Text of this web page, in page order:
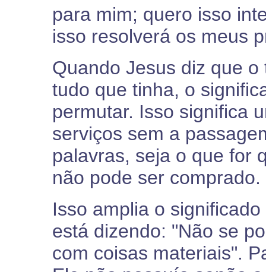
para mim; quero isso
isso resolverá os meus
Quando Jesus diz que
tudo que tinha, o
permutar. Isso significa
serviços sem a
palavras, seja o que for
não pode ser comprado.
Isso amplia o
está dizendo: "Não se
com coisas materiais".